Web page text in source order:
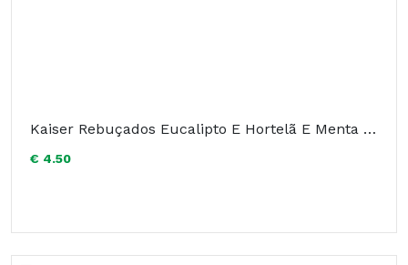
Kaiser Rebuçados Eucalipto E Hortelã E Menta 60g
€ 4.50